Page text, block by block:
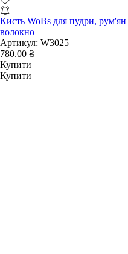
Кисть WoBs для пудри, рум'ян
волокно
Артикул: W3025
780.00 ₴
Купити
Купити